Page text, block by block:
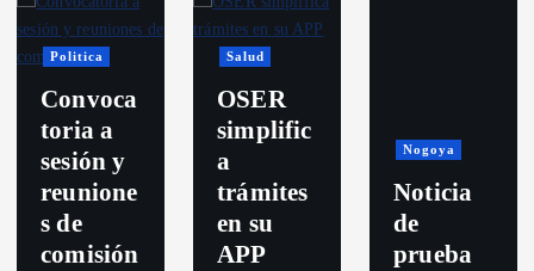
Politica
Convoca
toria a
sesión y
reunione
s de
comisión
Salud
OSER
simplific
a
trámites
en su
APP
Nogoya
Noticia
de
prueba